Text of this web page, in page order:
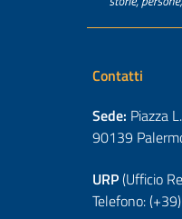
Contatti
Sede: Piazza
90139
URP(Ufficio
Telefono: